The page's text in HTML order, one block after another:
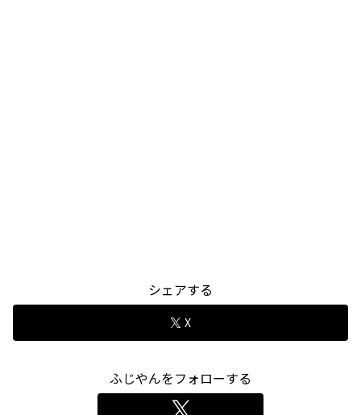
シェアする
X
ふじやんをフォローする